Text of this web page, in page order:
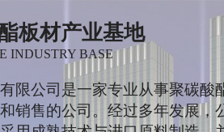
板材产业基地
INDUSTRY BASE
限公司是一家专业从事聚碳酸
销售的公司。经过多年发展，